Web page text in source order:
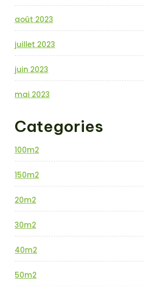
août 2023
juillet 2023
juin 2023
mai 2023
Categories
100m2
150m2
20m2
30m2
40m2
50m2